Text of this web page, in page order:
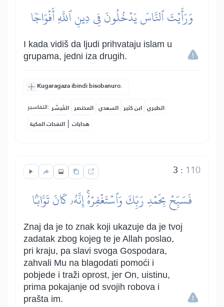
وَرَأَيۡتَ ٱلنَّاسَ يَدۡخُلُونَ فِي دِينِ ٱللَّهِ أَفۡوَاجٗا
I kada vidiš da ljudi prihvataju islam u
grupama, jedni iza drugih.
Kugaragaza ibindi bisobanuro.
التفاسير: المُيسَّر المختصر السعدي ابن كثير الطبري
النفحات المكية | هدايات
3 : 110
فَسَبِّحۡ بِحَمۡدِ رَبِّكَ وَٱسۡتَغۡفِرۡهُۚ إِنَّهُۥ كَانَ تَوَّابَۢا
Znaj da je to znak koji ukazuje da je tvoj
zadatak zbog kojeg te je Allah poslao,
pri kraju, pa slavi svoga Gospodara,
zahvali Mu na blagodati pomoći i
pobjede i traži oprost, jer On, uistinu,
prima pokajanje od svojih robova i
prašta im.